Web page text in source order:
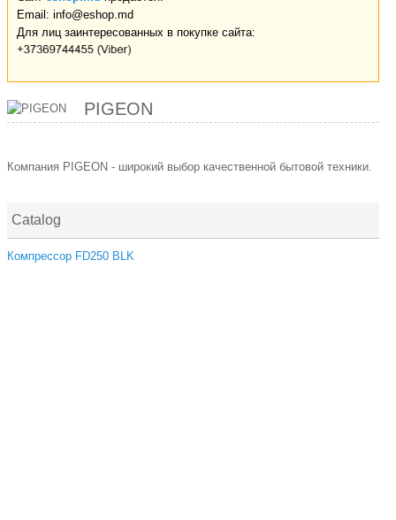
Email: info@eshop.md
Для лиц заинтересованных в покупке сайта:
PIGEON
Компания PIGEON - широкий выбор качественной бытовой техники.
Catalog
Компрессор FD250 BLK